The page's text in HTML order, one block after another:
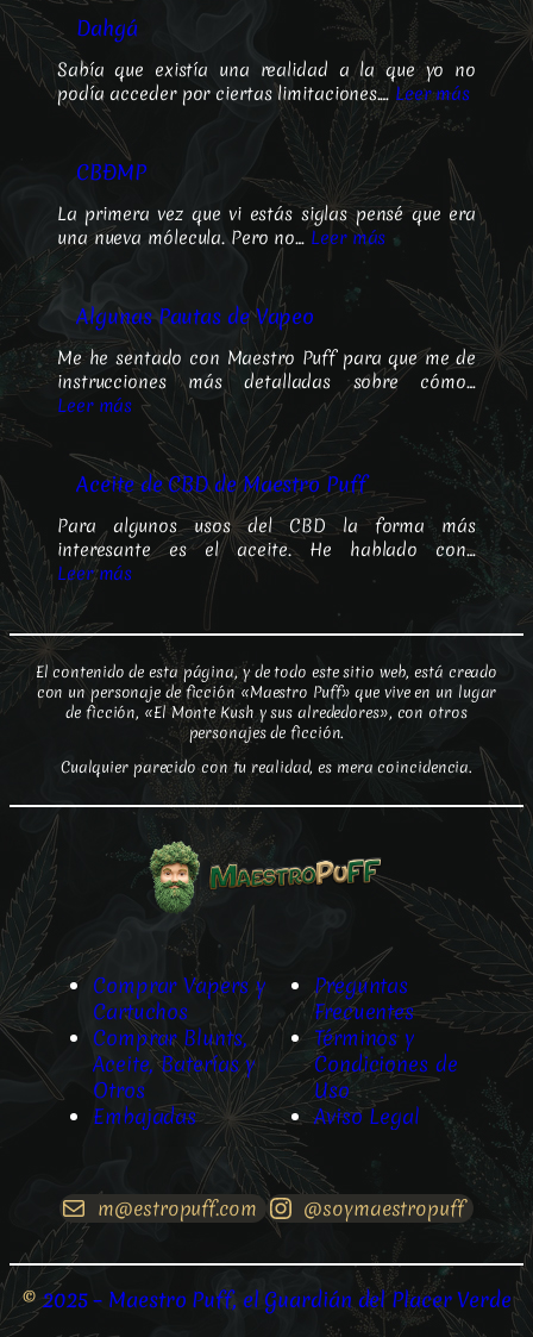
Dahgá
Sabía que existía una realidad a la que yo no
podía acceder por ciertas limitaciones.… Leer más
CBÐMP
La primera vez que vi estás siglas pensé que era
una nueva mólecula. Pero no… Leer más
Algunas Pautas de Vapeo
Me he sentado con Maestro Puff para que me de
instrucciones más detalladas sobre cómo…
Leer más
Aceite de CBD de Maestro Puff
Para algunos usos del CBD la forma más
interesante es el aceite. He hablado con…
Leer más
El contenido de esta página, y de todo este sitio web, está creado
con un personaje de ficción «Maestro Puff» que vive en un lugar
de ficción, «El Monte Kush y sus alrededores», con otros
personajes de ficción.
Cualquier parecido con tu realidad, es mera coincidencia.
Comprar Vapers y
Cartuchos
Comprar Blunts,
Aceite, Baterías y
Otros
Embajadas
Preguntas
Frecuentes
Términos y
Condiciones de
Uso
Aviso Legal
m@estropuff.com @soymaestropuff
©2025 – Maestro Puff, el Guardián del Placer Verde